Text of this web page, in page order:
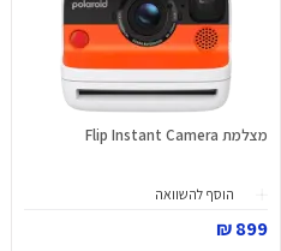
מצלמת Flip Instant Camera
הוסף להשוואה
899 ₪